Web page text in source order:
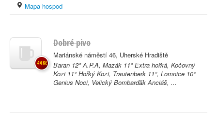
Mapa hospod
Dobré pivo
Mariánské náměstí 46, Uherské Hradiště
Baran 12° A.P.A, Mazák 11° Extra hořká, Kočovný
Kozi 11° Hořký Kozi, Trautenberk 11°, Lomnice 10°
Genius Noci, Velický Bombarďák Anciáš, ...
44 Kč